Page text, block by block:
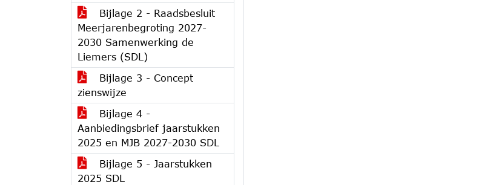
Bijlage 2 - Raadsbesluit
Meerjarenbegroting 2027-
2030 Samenwerking de
Liemers (SDL)
Bijlage 3 - Concept
zienswijze
Bijlage 4 -
Aanbiedingsbrief jaarstukken
2025 en MJB 2027-2030 SDL
Bijlage 5 - Jaarstukken
2025 SDL